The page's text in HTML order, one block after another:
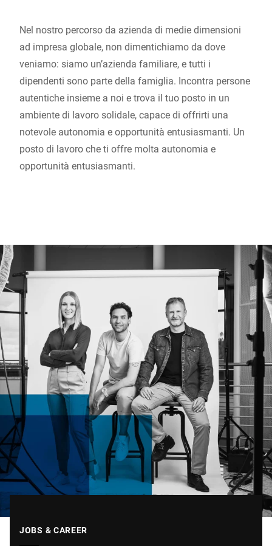
Nel nostro percorso da azienda di medie dimensioni
ad impresa globale, non dimentichiamo da dove
veniamo: siamo un’azienda familiare, e tutti i
dipendenti sono parte della famiglia. Incontra persone
autentiche insieme a noi e trova il tuo posto in un
ambiente di lavoro solidale, capace di offrirti una
notevole autonomia e opportunità entusiasmanti. Un
posto di lavoro che ti offre molta autonomia e
opportunità entusiasmanti.
JOBS & CAREER